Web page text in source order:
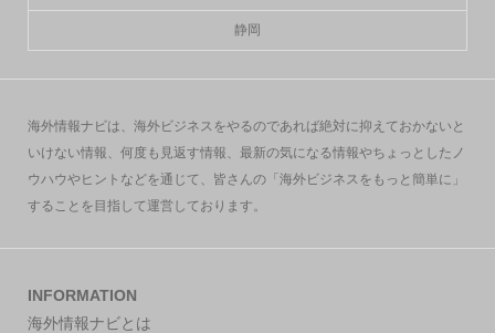
静岡
海外情報ナビは、海外ビジネスをやるのであれば絶対に抑えておかないと
いけない情報、何度も見返す情報、最新の気になる情報やちょっとしたノ
ウハウやヒントなどを通じて、皆さんの「海外ビジネスをもっと簡単に」
することを目指して運営しております。
INFORMATION
海外情報ナビとは